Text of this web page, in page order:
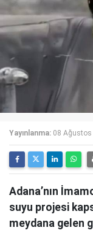
Yayınlanma: 08
Adana’nın
suyu projesi
meydana gelen